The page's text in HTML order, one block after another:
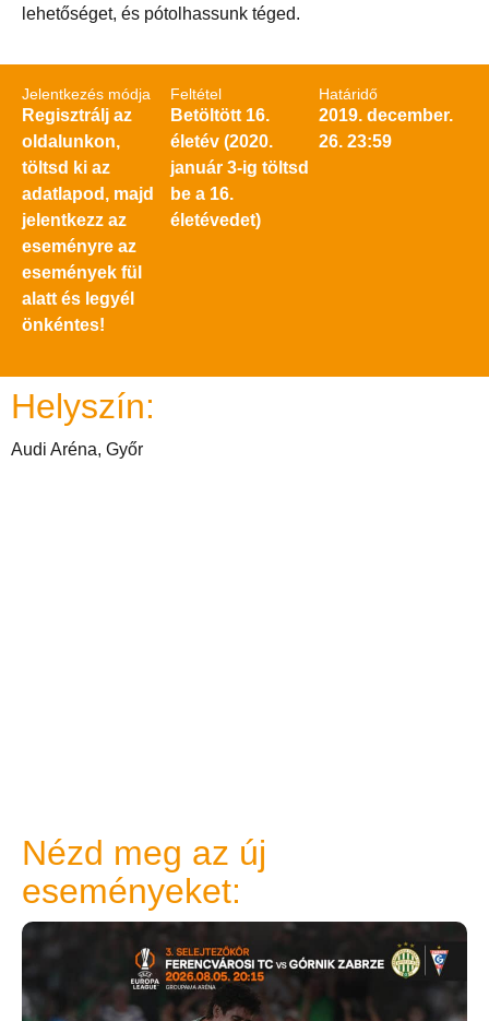
lehetőséget, és pótolhassunk téged.
Jelentkezés módja
Regisztrálj az
oldalunkon,
töltsd ki az
adatlapod, majd
jelentkezz az
eseményre az
események fül
alatt és legyél
önkéntes!
Feltétel
Betöltött 16.
életév (2020.
január 3-ig töltsd
be a 16.
életévedet)
Határidő
2019. december.
26. 23:59
Helyszín:
Audi Aréna, Győr
Nézd meg az új
eseményeket: